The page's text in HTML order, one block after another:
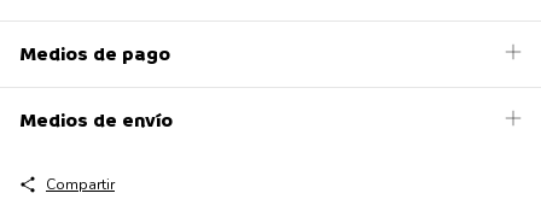
Medios de pago
Medios de envío
Compartir